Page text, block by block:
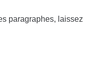
paragraphes,